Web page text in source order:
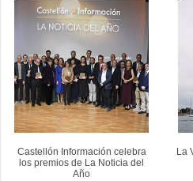
Castellón Información celebra
los premios de La Noticia del
Año
La